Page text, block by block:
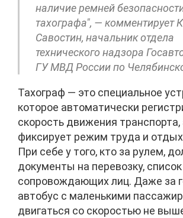
наличие ремней
тахографа", — комментирует
Савостин, начальник отдела
технического надзора
ГУ МВД России по
Тахограф — это специальное
которое автоматически
скорость движения
фиксирует режим труда и
При себе у того, кто за рулем,
документы на перевозку,
сопровождающих лиц. Даже за
автобус с маленькими
двигаться со скоростью не